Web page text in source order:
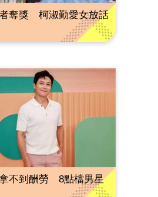
奪獎 柯淑勤愛女放話
拿不到酬勞 8點檔男星